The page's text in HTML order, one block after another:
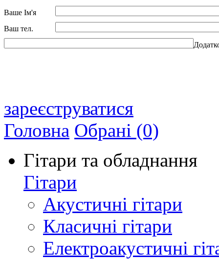
Ваше Ім'я
Ваш тел.
зареєструватися
Головна Обрані (0)
Гітари та обладнання
Гітари
Акустичні гітари
Класичні гітари
Електроакустичні